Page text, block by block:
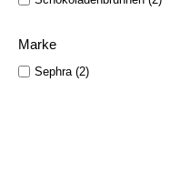
Marke
Sephra (2)